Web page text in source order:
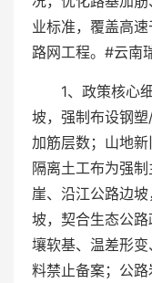
业标准，覆盖高
路网工程。#云南
1、政策核心
坡，强制布设钢
加筋层数；山地新
隔离土工布为强
崖、沿江公路边
坡，契合生态公
壤软基、温差形
料禁止备案；公